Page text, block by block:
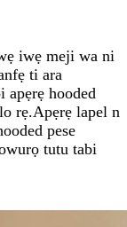
iwẹ meji wa ni
ti ara
apẹrẹ hooded
rẹ.Apẹrẹ lapel n
pese
tutu tabi